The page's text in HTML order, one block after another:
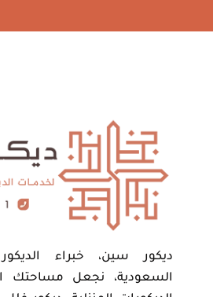
ديكور سين، خبراء
السعودية، نجعل مساحتك